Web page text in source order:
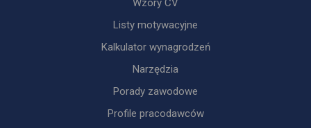
Wzory CV
Listy motywacyjne
Kalkulator wynagrodzeń
Narzędzia
Porady zawodowe
Profile pracodawców